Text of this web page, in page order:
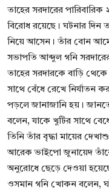
তাহের সরদারের
বিরোধ রয়েছে। ঘটনার দিন
নিয়ে আসেন। তাঁর বোন
সভাপতি আব্দুল গনি
তাহের সরদারকে বাড়ি
সাথে বেঁধে রেখে নির্যাতন
পড়লে জানাজানি হয়।
বলেন, যাকে খুটির সাথে
তিনি তাঁর বৃদ্ধা মায়ের
আরেক ভাইপো জুনায়েদ
অনুরোধে ছেড়ে দেওয়া
ওসমান গনি খোকন বলেন,